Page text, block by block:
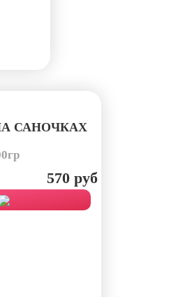
САНОЧКАХ
570 руб